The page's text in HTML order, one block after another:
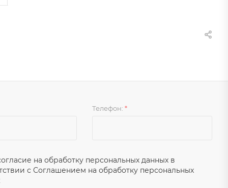
Телефон: *
на обработку персональных данных в
с Соглашением на обработку персональных